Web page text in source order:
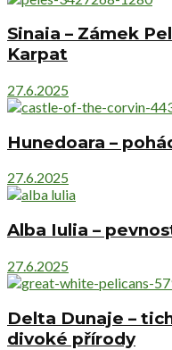
Sinaia – Zámek
Karpat
27.6.2025
Hunedoara –
27.6.2025
Alba Iulia –
27.6.2025
Delta Dunaje –
divoké přírody